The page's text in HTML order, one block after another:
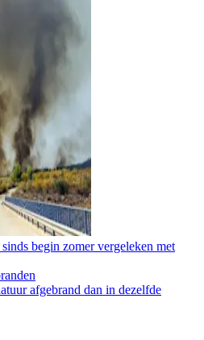
begin zomer vergeleken met
afgebrand dan in dezelfde